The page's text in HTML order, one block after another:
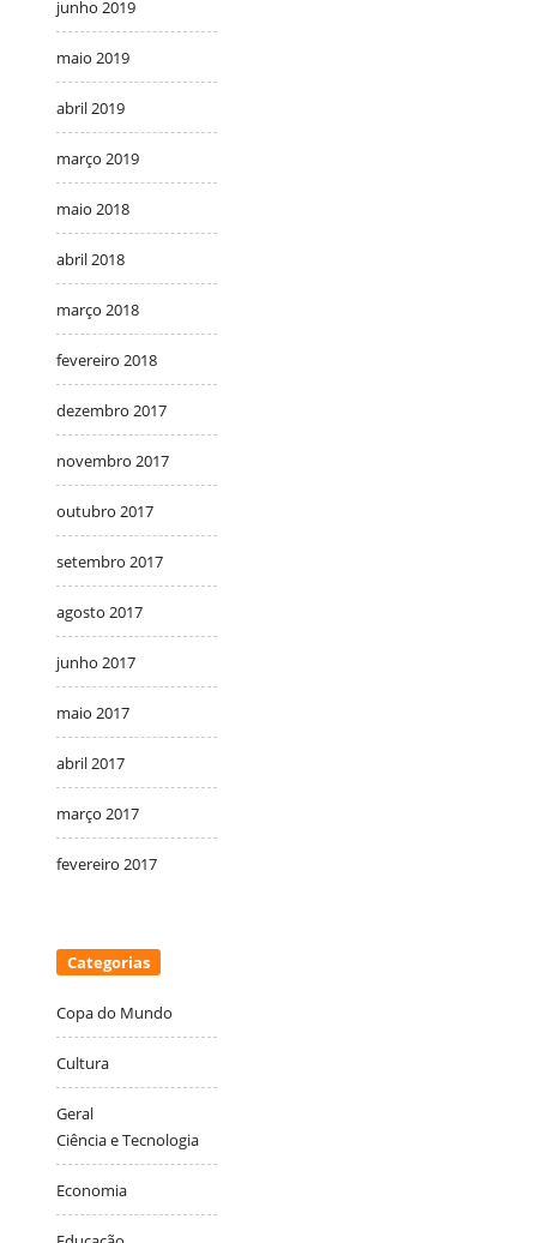
junho 2019
maio 2019
abril 2019
março 2019
maio 2018
abril 2018
março 2018
fevereiro 2018
dezembro 2017
novembro 2017
outubro 2017
setembro 2017
agosto 2017
junho 2017
maio 2017
abril 2017
março 2017
fevereiro 2017
Categorias
Copa do Mundo
Cultura
Geral
Ciência e Tecnologia
Economia